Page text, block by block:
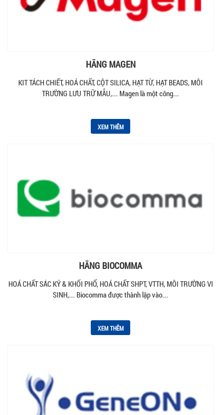
HÃNG MAGEN
KIT TÁCH CHIẾT, HOÁ CHẤT, CỘT SILICA, HẠT TỪ, HẠT BEADS, MÔI
TRƯỜNG LƯU TRỮ MẪU,... Magen là một công...
XEM THÊM
HÃNG BIOCOMMA
HOÁ CHẤT SẮC KÝ & KHỐI PHỔ, HOÁ CHẤT SHPT, VTTH, MÔI TRƯỜNG VI
SINH,... Biocomma được thành lập vào...
XEM THÊM